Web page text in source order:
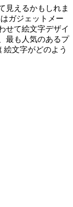
見えるかもしれま
ガジェットメー
せて絵文字デザイ
最も人気のあるプ
文字がどのよう